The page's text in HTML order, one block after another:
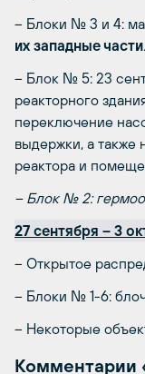
– Блоки № 3 и 4:
их западные части.
– Блок № 5: 23
реакторного
переключение
выдержки, а также
реактора и
– Блок № 2:
27 сентября – 3
– Открытое
– Блоки № 1-6:
– Некоторые
Комментарии